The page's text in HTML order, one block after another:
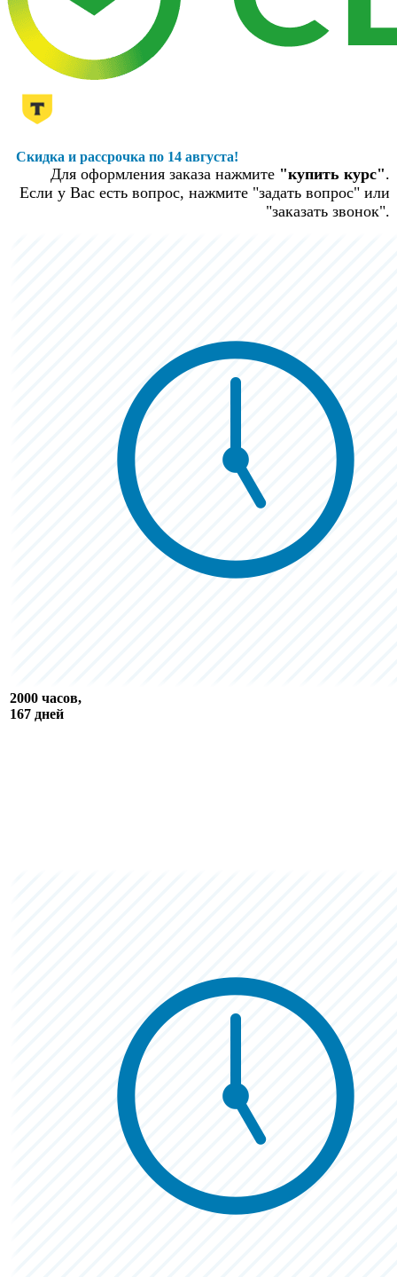
Скидка и рассрочка по 14 августа!
Для оформления заказа нажмите "купить курс".
Если у Вас есть вопрос, нажмите "задать вопрос" или
"заказать звонок".
2000 часов,
167 дней